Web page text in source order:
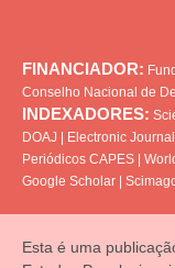
FINANCIADOR:
Conselho Nacional de
INDEXADORES:
DOAJ | Electronic
Periódicos CAPES |
Google Scholar |
Esta é uma